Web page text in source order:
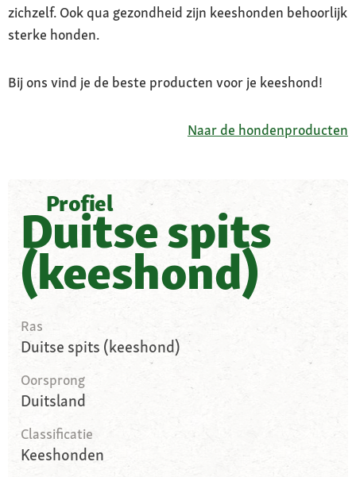
zichzelf. Ook qua gezondheid zijn keeshonden behoorlijk
sterke honden.
Bij ons vind je de beste producten voor je keeshond!
Naar de hondenproducten
Profiel
Duitse spits
(keeshond)
Ras
Duitse spits (keeshond)
Oorsprong
Duitsland
Classificatie
Keeshonden